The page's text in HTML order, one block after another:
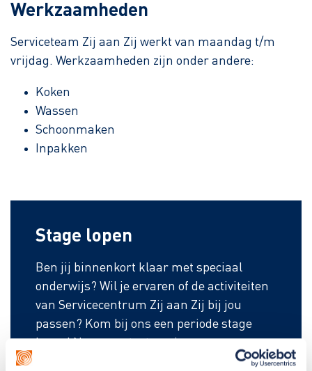
Werkzaamheden
Serviceteam Zij aan Zij werkt van maandag t/m
vrijdag. Werkzaamheden zijn onder andere:
Koken
Wassen
Schoonmaken
Inpakken
Stage lopen
Ben jij binnenkort klaar met speciaal
onderwijs? Wil je ervaren of de activiteiten
van Servicecentrum Zij aan Zij bij jou
passen? Kom bij ons een periode stage
lopen! Neem contact op via:
ServiceteamZijaanZij@gemiva-svg.nl.